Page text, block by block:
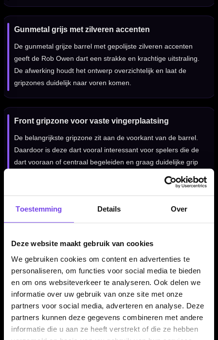
Toestemming Details Over
Deze website maakt gebruik van cookies
We gebruiken cookies om content en advertenties te
personaliseren, om functies voor social media te bieden
en om ons websiteverkeer te analyseren. Ook delen we
informatie over uw gebruik van onze site met onze
partners voor social media, adverteren en analyse. Deze
partners kunnen deze gegevens combineren met andere
informatie die u aan ze heeft verstrekt of die ze hebben
Gunmetal grijs met zilveren accenten
De gunmetal grijze barrel met gepolijste zilveren accenten
geeft de Rob Owen dart een strakke en krachtige uitstraling.
De afwerking houdt het ontwerp overzichtelijk en laat de
gripzones duidelijk naar voren komen.
Front gripzone voor vaste vingerplaatsing
De belangrijkste gripzone zit aan de voorkant van de barrel.
Daardoor is deze dart vooral interessant voor spelers die de
dart vooraan of centraal begeleiden en graag duidelijke grip
Ontworpen voor groepering en herhaalbaarheid
front grip en centre weighted balans voelt deze dart
geschikt voor spelers die een vaste grippositie, stabiele ligging
Verkrijgbaar in 22 gram
De Red Dragon Rob Owen 90% dartpijlen zijn verkrijgbaar in